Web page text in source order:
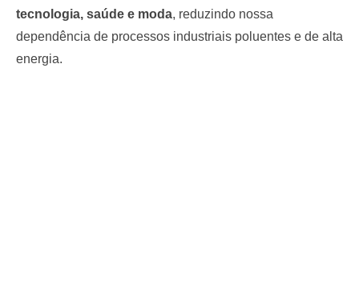
tecnologia, saúde e moda, reduzindo nossa
dependência de processos industriais poluentes e de alta
energia.